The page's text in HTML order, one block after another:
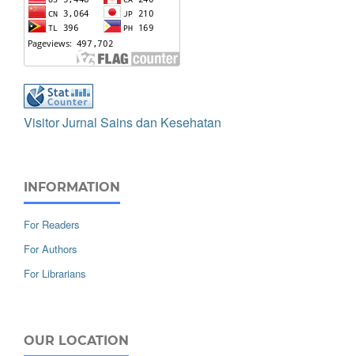
Visitor Jurnal Sains dan Kesehatan
INFORMATION
For Readers
For Authors
For Librarians
OUR LOCATION